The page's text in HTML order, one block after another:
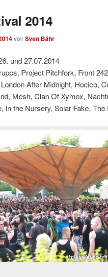
2014
von Sven Bähr
und 27.07.2014
Project Pitchfork, Front
After Midnight, Hocico,
Mesh, Clan Of Xymox,
In the Nursery, Solar Fake, The